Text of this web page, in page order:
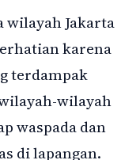
Jakarta
karena
terdampak
wilayah
waspada dan
di lapangan.